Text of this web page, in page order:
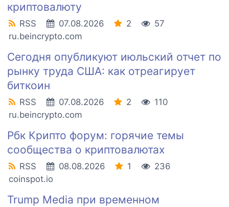
криптовалюту
RSS 07.08.2026 2
57
ru.beincrypto.com
Сегодня опубликуют июльский отчет по
рынку труда США: как отреагирует
биткоин
RSS 07.08.2026 2
110
ru.beincrypto.com
Рбк Крипто форум: горячие темы
сообщества о криптовалютах
RSS 08.08.2026 1
236
coinspot.io
Trump Media при временном